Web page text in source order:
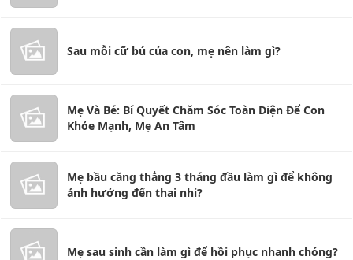
Sau mỗi cữ bú của con, mẹ nên làm gì?
Mẹ Và Bé: Bí Quyết Chăm Sóc Toàn Diện Để Con
Khỏe Mạnh, Mẹ An Tâm
Mẹ bầu căng thẳng 3 tháng đầu làm gì để không
ảnh hưởng đến thai nhi?
Mẹ sau sinh cần làm gì để hồi phục nhanh chóng?